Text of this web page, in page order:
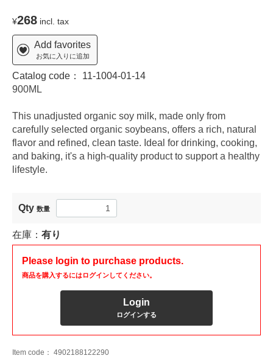
¥268 incl. tax
Add favorites
お気に入りに追加
Catalog code： 11-1004-01-14
900ML
This unadjusted organic soy milk, made only from
carefully selected organic soybeans, offers a rich, natural
flavor and refined, clean taste. Ideal for drinking, cooking,
and baking, it's a high-quality product to support a healthy
lifestyle.
Qty 数量
在庫： 有り
Please login to purchase products.
商品を購入するにはログインしてください。
Login
ログインする
Item code： 4902188122290